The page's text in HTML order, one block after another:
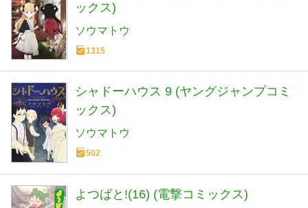
ックス)
ソウマトウ
1315
シャドーハウス 9 (ヤングジャンプコミ
ックス)
ソウマトウ
502
よつばと!(16) (電撃コミックス)